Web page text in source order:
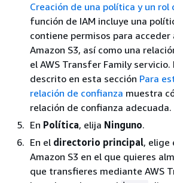
Creación de una política y un rol
función de IAM incluye una
contiene permisos para acceder
Amazon S3, así como una
el AWS Transfer Family
descrito en esta sección Para
relación de confianza muestra
relación de confianza adecuada.
En Política, elija Ninguno.
En el directorio principal, elige
Amazon S3 en el que quieres
que transfieres mediante AWS